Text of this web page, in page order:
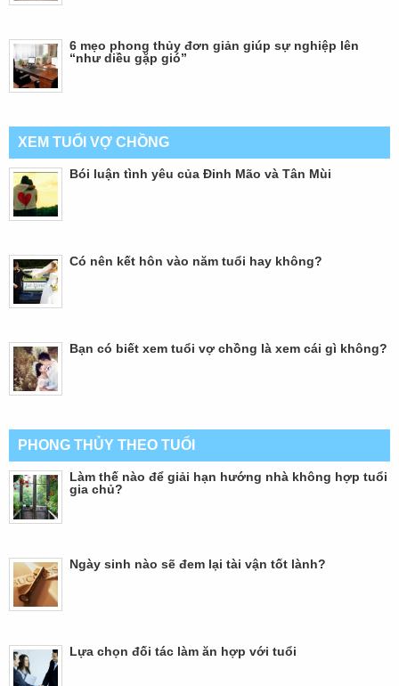
6 mẹo phong thủy đơn giản giúp sự nghiệp lên
“như diều gặp gió”
XEM TUỔI VỢ CHỒNG
Bói luận tình yêu của Đinh Mão và Tân Mùi
Có nên kết hôn vào năm tuổi hay không?
Bạn có biết xem tuổi vợ chồng là xem cái gì không?
PHONG THỦY THEO TUỔI
Làm thế nào để giải hạn hướng nhà không hợp tuổi
gia chủ?
Ngày sinh nào sẽ đem lại tài vận tốt lành?
Lựa chọn đối tác làm ăn hợp với tuổi